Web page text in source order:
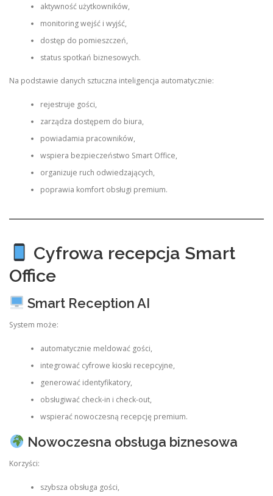
aktywność użytkowników,
monitoring wejść i wyjść,
dostęp do pomieszczeń,
status spotkań biznesowych.
Na podstawie danych sztuczna inteligencja automatycznie:
rejestruje gości,
zarządza dostępem do biura,
powiadamia pracowników,
wspiera bezpieczeństwo Smart Office,
organizuje ruch odwiedzających,
poprawia komfort obsługi premium.
Cyfrowa recepcja Smart
Office
Smart Reception AI
System może:
automatycznie meldować gości,
integrować cyfrowe kioski recepcyjne,
generować identyfikatory,
obsługiwać check-in i check-out,
wspierać nowoczesną recepcję premium.
Nowoczesna obsługa biznesowa
Korzyści:
szybsza obsługa gości,